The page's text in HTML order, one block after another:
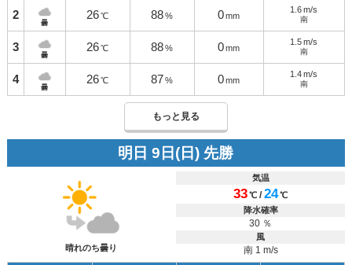
2
曇
26 ℃ 88 % 0 mm
1.6 m/s
南
3
曇
26 ℃ 88 % 0 mm
1.5 m/s
南
4
曇
26 ℃ 87 % 0 mm
1.4 m/s
南
もっと見る
明日 9日(日) 先勝
晴れのち曇り
気温
33℃ /24℃
降水確率
30 ％
風
南 1 m/s